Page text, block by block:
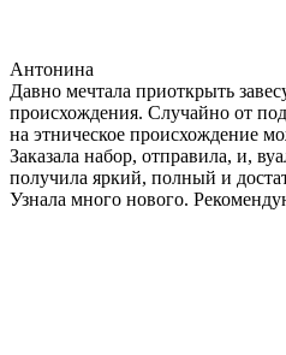
Антонина
Давно мечтала приоткрыть
происхождения. Случайно от
на этническое происхождение
Заказала набор, отправила, и,
получила яркий, полный и
Узнала много нового.